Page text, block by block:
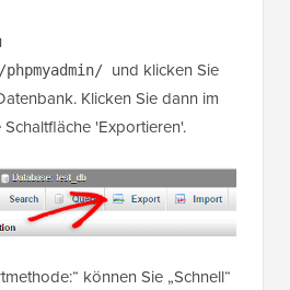
und klicken Sie
Klicken Sie dann im
'Exportieren'.
können Sie „Schnell“